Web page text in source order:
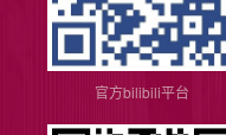
官方bilibili平台